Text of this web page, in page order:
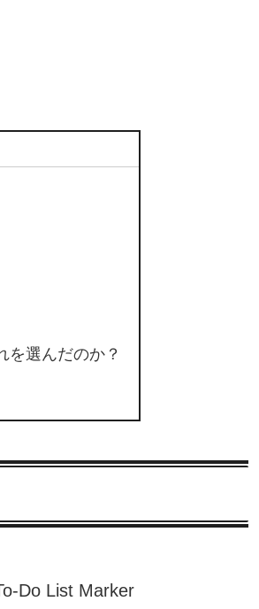
を選んだのか？
Do List Marker